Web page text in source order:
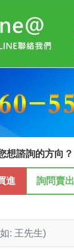
想諮詢的方向？
進 詢問賣出